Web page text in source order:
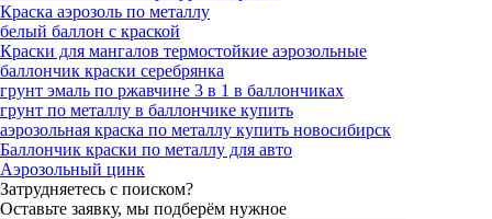
Краска аэрозоль по металлу
белый баллон с краской
Краски для мангалов термостойкие аэрозольные
баллончик краски серебрянка
грунт эмаль по ржавчине 3 в 1 в баллончиках
грунт по металлу в баллончике купить
аэрозольная краска по металлу купить новосибирск
Баллончик краски по металлу для авто
Аэрозольный цинк
Затрудняетесь с поиском?
Оставьте заявку, мы подберём нужное